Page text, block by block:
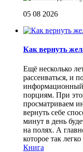
05 08 2026
Как вернуть
Eщё несколько
рассеиваться, и
информационный
порциям. При
просматриваем
вернуть себе
минут в день
на полях. А
которое так
Книга